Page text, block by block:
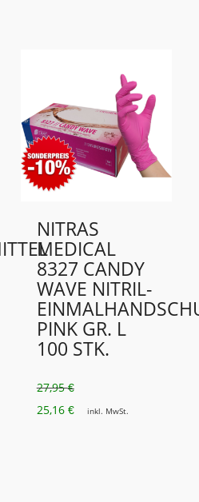
NITRAS
MEDICAL
8327 CANDY
WAVE NITRIL-
PINK GR. L
100 STK.
27,95€
URSPRÜNGLICHER
25,16 €AKTUELLER
inkl. MwSt.